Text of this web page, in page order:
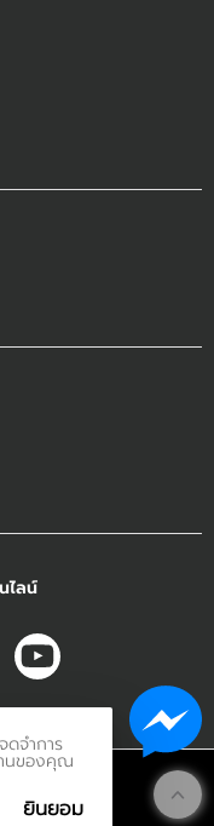
ไลน์
Reserved.
ดจำการ
นของคุณ
ยินยอม